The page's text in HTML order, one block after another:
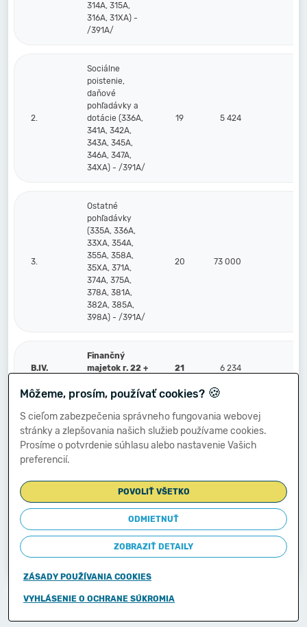
314A, 315A,
316A, 31XA) -
/391A/
2.
Sociálne
poistenie,
daňové
pohľadávky a
dotácie (336A,
341A, 342A,
343A, 345A,
346A, 347A,
34XA) - /391A/
19 5 424
3.
Ostatné
pohľadávky
(335A, 336A,
33XA, 354A,
355A, 358A,
35XA, 371A,
374A, 375A,
378A, 381A,
382A, 385A,
398A) - /391A/
20 73 000
B.IV.
Finančný
majetok r. 22 +
21 6 234
B.IV.1.
Peniaze a účty
v bankách (211,
213, 21X, 221A,
22
finančné účty
(251, 252, 253,
256, 257, 25X,
259, 314A) -
/291, 29X/
Môžeme, prosím, používať cookies? 🍪
S cieľom zabezpečenia správneho fungovania webovej
stránky a zlepšovania našich služieb používame cookies.
Prosíme o potvrdenie súhlasu alebo nastavenie Vašich
preferencií.
POVOLIŤ VŠETKO
ODMIETNUŤ
ZOBRAZIŤ DETAILY
ZÁSADY POUŽÍVANIA COOKIES
VYHLÁSENIE O OCHRANE SÚKROMIA
Copyright © 2011-2026